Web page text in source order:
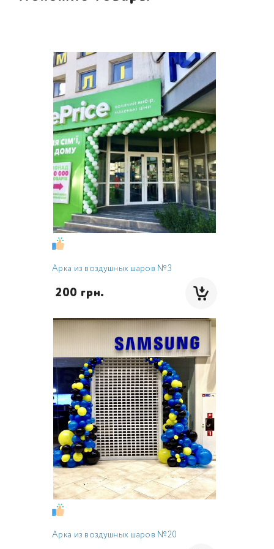
Арка из воздушных шаров №3
200 грн.
Арка из воздушных шаров №20